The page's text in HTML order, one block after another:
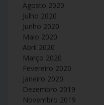
Agosto 2020
Julho 2020
Junho 2020
Maio 2020
Abril 2020
Março 2020
Fevereiro 2020
Janeiro 2020
Dezembro 2019
Novembro 2019